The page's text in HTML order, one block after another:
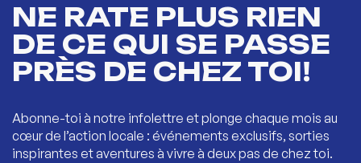
NE RATE PLUS RIEN
DE CE QUI SE PASSE
PRÈS DE CHEZ TOI!
Abonne-toi à notre infolettre et plonge chaque mois au
cœur de l’action locale : événements exclusifs, sorties
inspirantes et aventures à vivre à deux pas de chez toi.